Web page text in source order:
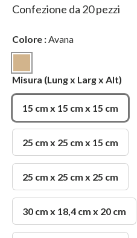
Confezione da 20pezzi
Misura (Lung x Larg x Alt)
15 cm x 15 cm x 15 cm
25 cm x 25 cm x 15 cm
25 cm x 25 cm x 25 cm
30 cm x 18,4 cm x 20 cm
Colore : Avana
Avana